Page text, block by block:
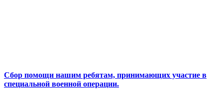
Сбор помощи нашим ребятам, принимающих участие в
специальной военной операции.